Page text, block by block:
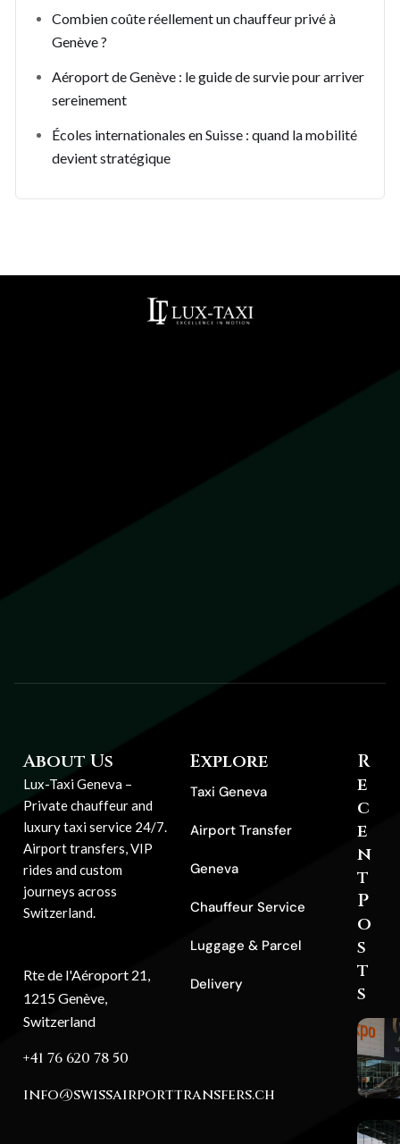
Combien coûte réellement un chauffeur privé à
Genève ?
Aéroport de Genève : le guide de survie pour arriver
sereinement
Écoles internationales en Suisse : quand la mobilité
devient stratégique
About Us
Lux-Taxi Geneva –
Private chauffeur and
luxury taxi service 24/7.
Airport transfers, VIP
rides and custom
journeys across
Switzerland.
Rte de l'Aéroport 21,
1215 Genève,
Switzerland
+41 76 620 78 50
info@swissairporttransfers.ch
Explore
Taxi Geneva
Airport Transfer
Geneva
Chauffeur Service
Luggage & Parcel
Delivery
R
e
c
e
n
t
P
o
s
t
s